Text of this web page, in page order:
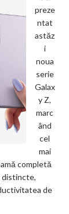
preze
ntat
astăz
i
noua
serie
Galax
y Z,
marc
ând
cel
mai
completă
distincte,
de